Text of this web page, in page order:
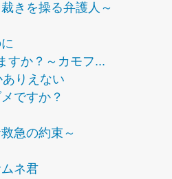
きを操る弁護人～
すか？～カモフ...
りえない
ですか？
急の約束～
ネ君